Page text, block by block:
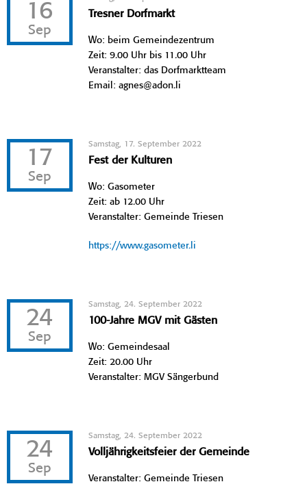
16
Sep
Tresner Dorfmarkt
Wo: beim Gemeindezentrum
Zeit: 9.00 Uhr bis 11.00 Uhr
Veranstalter: das Dorfmarktteam
Email: agnes@adon.li
17
Sep
Samstag, 17. September 2022
Fest der Kulturen
Wo: Gasometer
Zeit: ab 12.00 Uhr
Veranstalter: Gemeinde Triesen
https://www.gasometer.li
24
Sep
Samstag, 24. September 2022
100-Jahre MGV mit Gästen
Wo: Gemeindesaal
Zeit: 20.00 Uhr
Veranstalter: MGV Sängerbund
24
Sep
Samstag, 24. September 2022
Volljährigkeitsfeier der Gemeinde
Veranstalter: Gemeinde Triesen